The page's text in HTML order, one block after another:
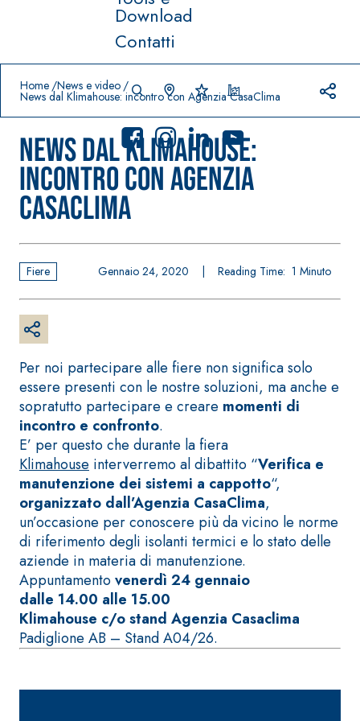
Download
Contatti
Home News e video
News dal Klimahouse: incontro con Agenzia CasaClima
News dal Klimahouse:
incontro con Agenzia
CasaClima
Fiere Gennaio 24, 2020 Reading Time: 1 Minuto
Per noi partecipare alle fiere non significa solo
essere presenti con le nostre soluzioni, ma anche e
sopratutto partecipare e creare momenti di
incontro e confronto.
E’ per questo che durante la fiera
Klimahouse interverremo al dibattito “Verifica e
manutenzione dei sistemi a cappotto“,
organizzato dall’Agenzia CasaClima,
un’occasione per conoscere più da vicino le norme
di riferimento degli isolanti termici e lo stato delle
aziende in materia di manutenzione.
Appuntamentovenerdì 24 gennaio
dalle 14.00 alle 15.00
Klimahouse c/o stand Agenzia Casaclima
Padiglione AB – Stand A04/26.
Prodotti in primo piano
Sistema POSA
RIVESTIMENTI
AQU ®IMPERMEABILIZ
Guaina
impermeabilizzante
elastica
monocomponente
polimero
cementizia
UR
SICURA G3
Idropittura
ad elevata
qualità per
interni
Sistema
INTONACATURA E
COSTRUZIONE
PRODOTTI A BASE
CALCE AEREA
Intonaco di fondo
Sistema
GYPSOTEC
H
GypsoLIGNUM